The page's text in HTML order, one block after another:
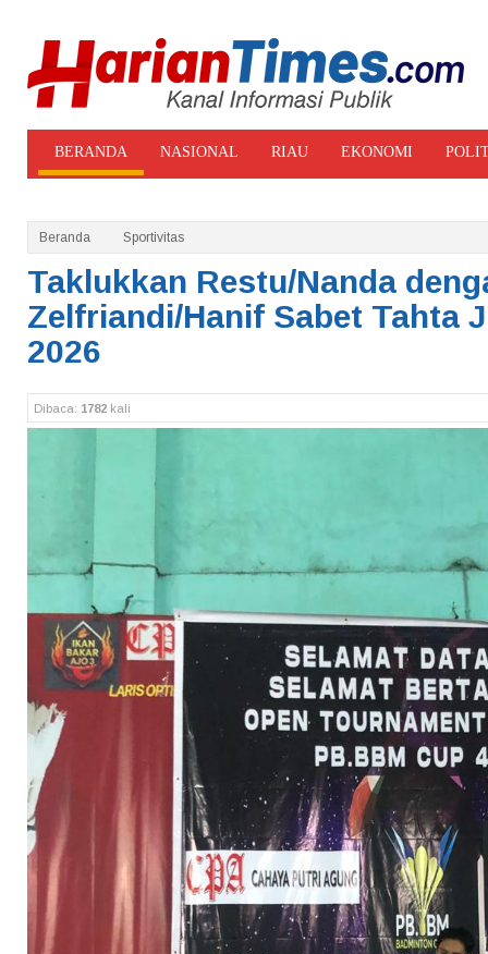
BERANDA NASIONAL RIAU EKONOMI
Beranda Sportivitas
Taklukkan Restu/Nanda
Zelfriandi/Hanif Sabet Tahta
2026
Dibaca: 1782 kali